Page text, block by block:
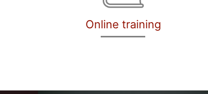
Online training